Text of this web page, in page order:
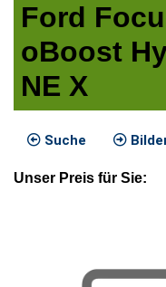
Ford
oBoost
NE X
Suche
Unser Preis für Sie: